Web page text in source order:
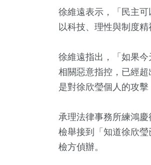
徐維遠表示，「民主
以科技、理性與制度
徐維遠指出，「如果
相關惡意指控，已經
是對徐欣瑩個人的攻擊
承理法律事務所練鴻
檢舉接到「知道徐欣
檢方偵辦。
+
2024立委選戰